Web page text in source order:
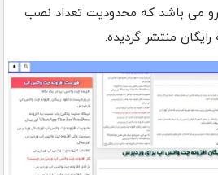
می باشد که محدودیت تعداد نصب
منتشر گردیده.